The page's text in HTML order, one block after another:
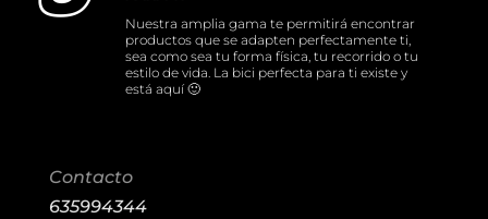
Nuestra amplia gama te permitirá encontrar
productos que se adapten perfectamente ti,
sea como sea tu forma física, tu recorrido o tu
estilo de vida. La bici perfecta para ti existe y
está aquí 🙂
Contacto
635994344